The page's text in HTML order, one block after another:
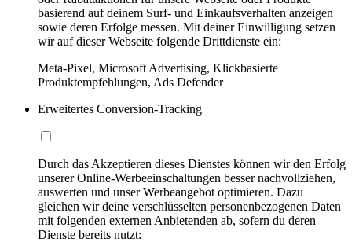
basierend auf deinem Surf- und Einkaufsverhalten anzeigen
sowie deren Erfolge messen. Mit deiner Einwilligung setzen
wir auf dieser Webseite folgende Drittdienste ein:
Meta-Pixel, Microsoft Advertising, Klickbasierte
Produktempfehlungen, Ads Defender
Erweitertes Conversion-Tracking
Durch das Akzeptieren dieses Dienstes können wir den Erfolg
unserer Online-Werbeeinschaltungen besser nachvollziehen,
auswerten und unser Werbeangebot optimieren. Dazu
gleichen wir deine verschlüsselten personenbezogenen Daten
mit folgenden externen Anbietenden ab, sofern du deren
Dienste bereits nutzt: